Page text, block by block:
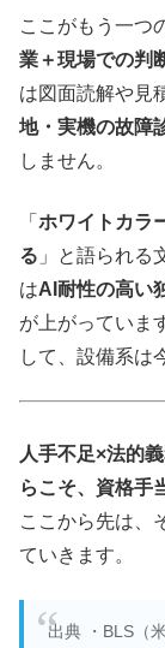
ここがもう一つ
業＋現場での判
は図面読解や見
地・実機の故障
しません。
「 ホワイトカラ
る 」と語られる
はAI耐性の高い
が上がっていま
して、設備系は
人手不足×法的
らこそ、資格手
ここから先は、
ていきます。
出典 ・BLS（